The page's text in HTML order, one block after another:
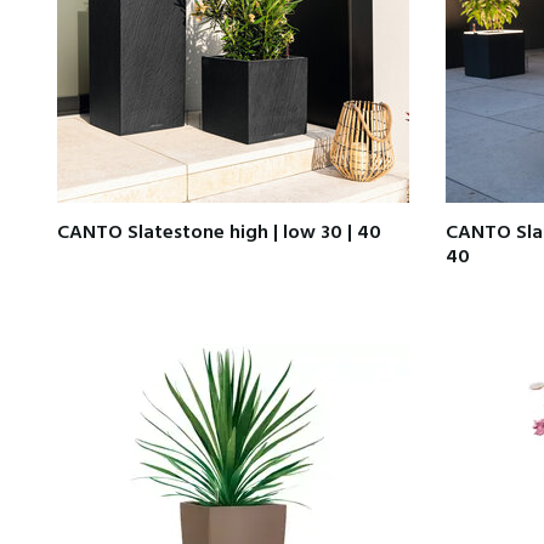
CANTO Slatestone high | low 30 | 40 CANTO
40